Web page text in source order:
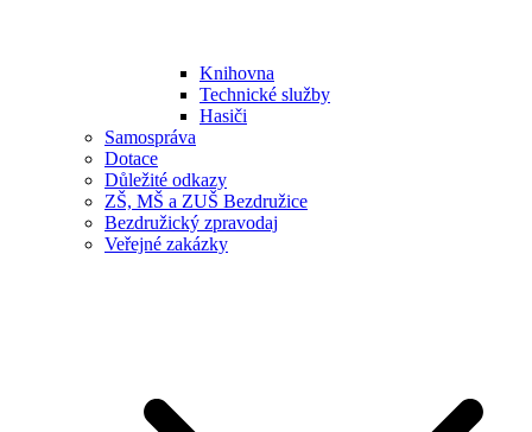
Knihovna
Technické služby
Hasiči
Samospráva
Dotace
Důležité odkazy
ZŠ, MŠ a ZUŠ Bezdružice
Bezdružický zpravodaj
Veřejné zakázky